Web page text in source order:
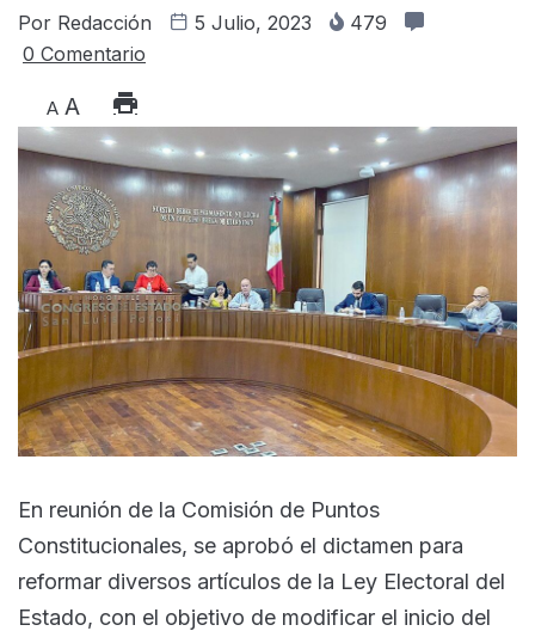
Por Redacción 5 Julio, 2023
479
0 Comentario
A A
En reunión de la Comisión de Puntos
Constitucionales, se aprobó el dictamen para
reformar diversos artículos de la Ley Electoral del
Estado, con el objetivo de modificar el inicio del